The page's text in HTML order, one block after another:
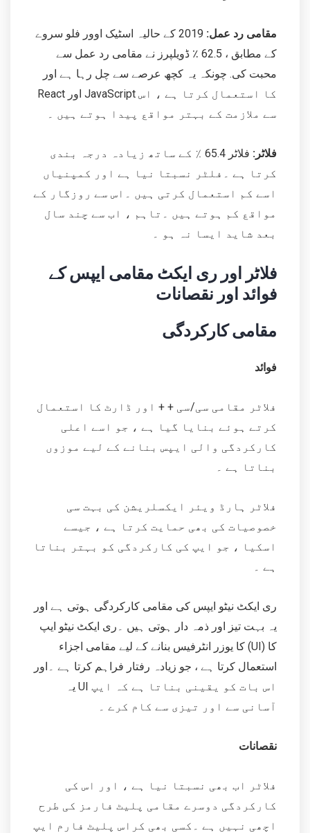
مقامی رد عمل:
2019 کے حالیہ اسٹیک اوور فلو سروے
کے مطابق ، 62.5 ٪ ڈویلپرز نے مقامی رد عمل سے
محبت کی. چونکہ یہ کچھ عرصے سے چل رہا ہے اور
React اور JavaScript کا استعمال کرتا ہے ، اس
سے ملازمت کے بہتر مواقع پیدا ہوتے ہیں ۔
فلاٹر:
فلاٹر 65.4 ٪ کے ساتھ زیادہ درجہ بندی
کرتا ہے ۔فلٹر نسبتا نیا ہے اور کمپنیاں
اسے کم استعمال کرتی ہیں ۔اس سے روزگار کے
مواقع کم ہوتے ہیں ۔تاہم ، اب سے چند سال
بعد شاید ایسا نہ ہو ۔
فلاٹر اور ری ایکٹ مقامی ایپس کے
فوائد اور نقصانات
مقامی کارکردگی
فوائد
فلاٹر مقامی سی/سی + + اور ڈارٹ کا استعمال
کرتے ہوئے بنایا گیا ہے ، جو اسے اعلی
کارکردگی والی ایپس بنانے کے لیے موزوں
بناتا ہے ۔
فلاٹر ہارڈ ویئر ایکسلریشن کی بہت سی
خصوصیات کی بھی حمایت کرتا ہے ، جیسے
اسکیا ، جو ایپ کی کارکردگی کو بہتر بناتا
ہے ۔
ری ایکٹ نیٹو ایپس کی مقامی کارکردگی ہوتی ہے اور
یہ بہت تیز اور ذمہ دار ہوتی ہیں ۔ری ایکٹ نیٹو ایپ
کا یوزر انٹرفیس بنانے کے لیے مقامی اجزاء (UI) کا
استعمال کرتا ہے ، جو زیادہ رفتار فراہم کرتا ہے ۔اور
یہ UI اس بات کو یقینی بناتا ہے کہ ایپ
آسانی سے اور تیزی سے کام کرے ۔
نقصانات
فلاٹر اب بھی نسبتا نیا ہے ، اور اس کی
کارکردگی دوسرے مقامی پلیٹ فارمز کی طرح
اچھی نہیں ہے ۔کسی بھی کراس پلیٹ فارم ایپ